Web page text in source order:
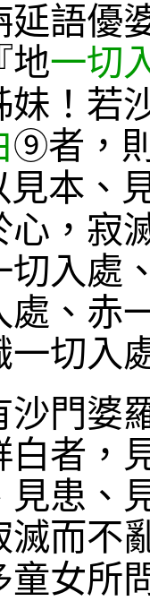
延語優
地一切
妹！若
⑨者，
見本、
心，寂
切入處
處、赤
一切入
沙門
白者，
見患、
滅而不
童女所